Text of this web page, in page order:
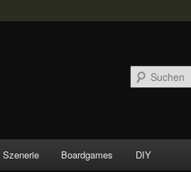
Szenerie Boardgames DIY